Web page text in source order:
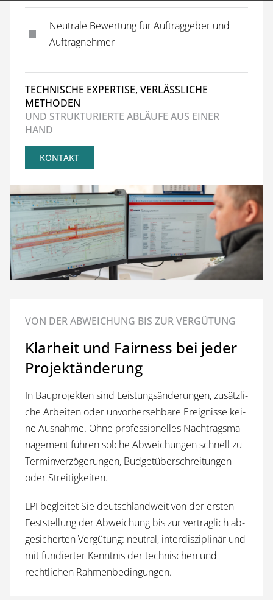
Neu­tra­le Be­wer­tung für Auf­trag­ge­ber und
Auftragnehmer
TECHNISCHE EXPERTISE, VERLÄSSLICHE
METHODEN
UND STRUKTURIERTE ABLÄUFE AUS EINER
HAND
KONTAKT
VON DER ABWEICHUNG BIS ZUR VERGÜTUNG
Klar­heit und Fair­ness bei jeder
Projekt­änderung
In Bau­pro­jekten sind Leis­tungs­än­de­run­gen, zu­sätz­li­
che Ar­bei­ten oder un­vor­her­seh­ba­re Er­eig­nis­se kei­
ne Aus­nah­me. Oh­ne pro­fes­si­o­nel­les Nach­trags­ma­
nage­ment füh­ren sol­che Ab­wei­chun­gen schnell zu
Ter­min­ver­zö­ge­run­gen, Bud­get­über­schrei­tun­gen
oder Streitigkeiten.
LPI be­glei­tet Sie deutsch­land­weit von der ers­ten
Fest­stel­lung der Ab­wei­chung bis zur ver­trag­lich ab­
ge­si­cher­ten Ver­gü­tung: neu­tral, in­ter­dis­zi­plin­är und
mit fun­dier­ter Kennt­nis der tech­ni­schen und
rechtlichen Rahmenbedingungen.